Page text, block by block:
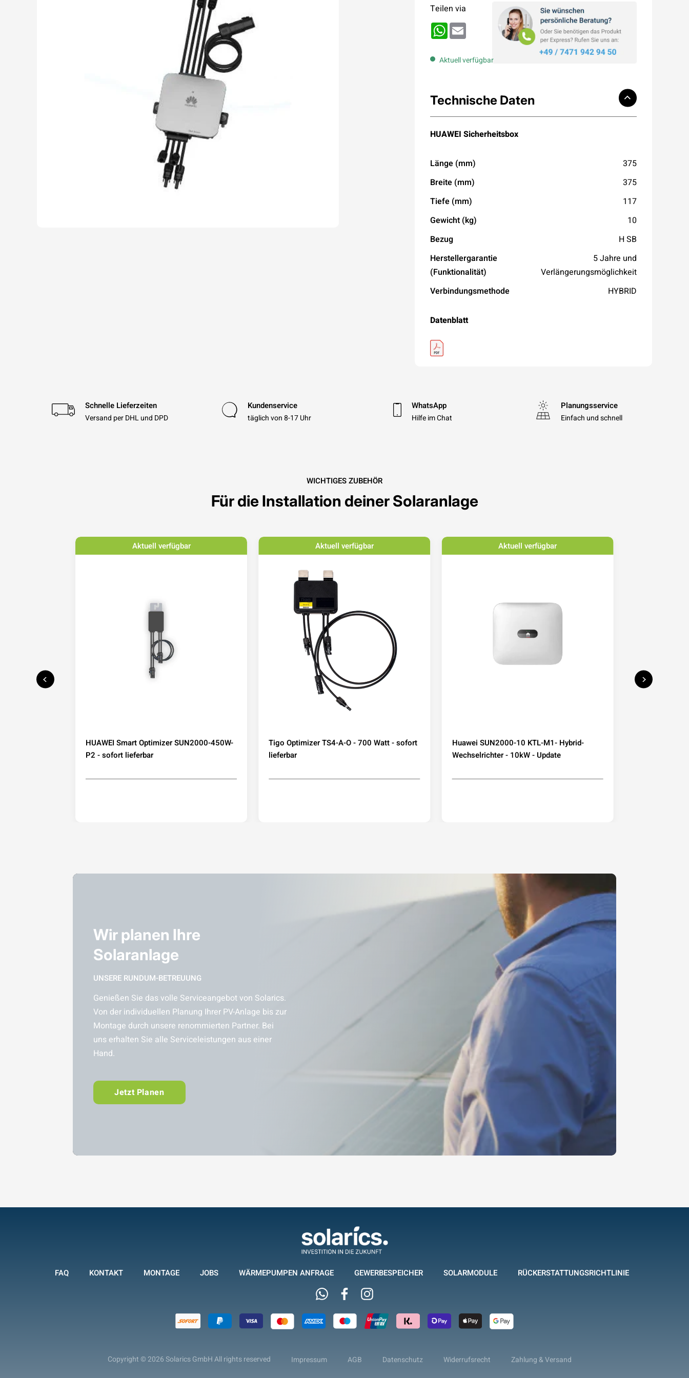
Teilen via
WhatsApp
Aktuell verfügbar
Technische Daten
HUAWEI Sicherheitsbox
Länge (mm) 375
Breite (mm) 375
Tiefe (mm) 117
Gewicht (kg) 10
Bezug H SB
Herstellergarantie
(Funktionalität)
5 Jahre und
Verlängerungsmöglichkeit
Verbindungsmethode HYBRID
Datenblatt
Schnelle Lieferzeiten
Versand per DHL und DPD
Kundenservice
täglich von 8-17 Uhr
WhatsApp
Hilfe im Chat
Planungsservice
Einfach und schnell
WICHTIGES ZUBEHÖR
Für die Installation deiner Solaranlage
Aktuell verfügbar
HUAWEI Smart Optimizer SUN2000-450W-
P2 - sofort lieferbar
Aktuell verfügbar
Tigo Optimizer TS4-A-O - 700 Watt - sofort
lieferbar
Aktuell verfügbar
Huawei SUN2000-10 KTL-M1- Hybrid-
Wechselrichter - 10kW - Update
Wir planen Ihre
Solaranlage
UNSERE RUNDUM-BETREUUNG
Genießen Sie das volle Serviceangebot von Solarics.
Von der individuellen Planung Ihrer PV-Anlage bis zur
Montage durch unsere renommierten Partner. Bei
uns erhalten Sie alle Serviceleistungen aus einer
Hand.
Jetzt Planen
FAQ KONTAKT MONTAGE JOBS WÄRMEPUMPEN ANFRAGE GEWERBESPEICHER SOLARMODULE RÜCKERSTATTUNGSRICHTLINIE
WhatsappFacebookInstagram
Copyright © 2026 Solarics GmbH All rights reserved Impressum AGB Datenschutz Widerrufsrecht Zahlung & Versand